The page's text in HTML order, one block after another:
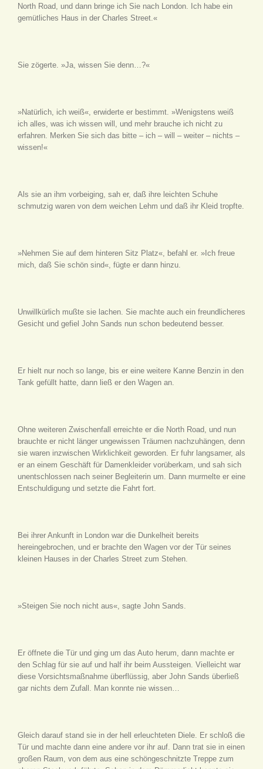
North Road, und dann bringe ich Sie nach London. Ich habe ein
gemütliches Haus in der Charles Street.«
Sie zögerte. »Ja, wissen Sie denn…?«
»Natürlich, ich weiß«, erwiderte er bestimmt. »Wenigstens weiß
ich alles, was ich wissen will, und mehr brauche ich nicht zu
erfahren. Merken Sie sich das bitte – ich – will – weiter – nichts –
wissen!«
Als sie an ihm vorbeiging, sah er, daß ihre leichten Schuhe
schmutzig waren von dem weichen Lehm und daß ihr Kleid tropfte.
»Nehmen Sie auf dem hinteren Sitz Platz«, befahl er. »Ich freue
mich, daß Sie schön sind«, fügte er dann hinzu.
Unwillkürlich mußte sie lachen. Sie machte auch ein freundlicheres
Gesicht und gefiel John Sands nun schon bedeutend besser.
Er hielt nur noch so lange, bis er eine weitere Kanne Benzin in den
Tank gefüllt hatte, dann ließ er den Wagen an.
Ohne weiteren Zwischenfall erreichte er die North Road, und nun
brauchte er nicht länger ungewissen Träumen nachzuhängen, denn
sie waren inzwischen Wirklichkeit geworden. Er fuhr langsamer, als
er an einem Geschäft für Damenkleider vorüberkam, und sah sich
unentschlossen nach seiner Begleiterin um. Dann murmelte er eine
Entschuldigung und setzte die Fahrt fort.
Bei ihrer Ankunft in London war die Dunkelheit bereits
hereingebrochen, und er brachte den Wagen vor der Tür seines
kleinen Hauses in der Charles Street zum Stehen.
»Steigen Sie noch nicht aus«, sagte John Sands.
Er öffnete die Tür und ging um das Auto herum, dann machte er
den Schlag für sie auf und half ihr beim Aussteigen. Vielleicht war
diese Vorsichtsmaßnahme überflüssig, aber John Sands überließ
gar nichts dem Zufall. Man konnte nie wissen…
Gleich darauf stand sie in der hell erleuchteten Diele. Er schloß die
Tür und machte dann eine andere vor ihr auf. Dann trat sie in einen
großen Raum, von dem aus eine schöngeschnitzte Treppe zum